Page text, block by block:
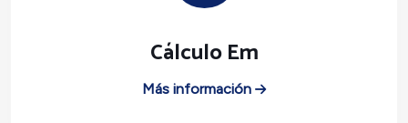
Cálculo Em
Más información